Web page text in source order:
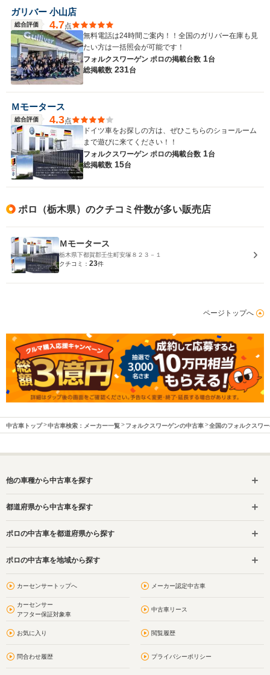
ガリバー 小山店
総合評価 4.7点
無料電話は24時間ご案内！！全国のガリバー在庫も見
たい方は一括照会が可能です！
フォルクスワーゲン ポロの掲載台数 1台
総掲載数 231台
Ｍモータース
総合評価 4.3点
ドイツ車をお探しの方は、ぜひこちらのショールーム
まで遊びに来てください！！
フォルクスワーゲン ポロの掲載台数 1台
総掲載数 15台
ポロ（栃木県）のクチコミ件数が多い販売店
Ｍモータース
栃木県下都賀郡壬生町安塚８２３－１
クチコミ： 23件
ページトップへ
中古車トップ 中古車検索：メーカー一覧 フォルクスワーゲンの中古車 全国のフォルクスワ
他の車種から中古車を探す
都道府県から中古車を探す
ポロの中古車を都道府県から探す
ポロの中古車を地域から探す
カーセンサートップへ メーカー認定中古車
カーセンサー
アフター保証対象車
中古車リース
お気に入り 閲覧履歴
問合わせ履歴 プライバシーポリシー